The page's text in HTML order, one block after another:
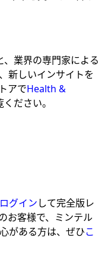
業界の専門家による
新しいインサイトを
アでHealth &
ださい。
グインして完全版レ
お客様で、ミンテル
がある方は、ぜひこ